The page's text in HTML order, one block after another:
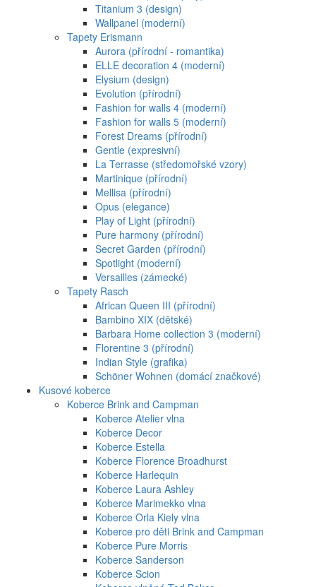
Titanium 3 (design)
Wallpanel (moderní)
Tapety Erismann
Aurora (přírodní - romantika)
ELLE decoration 4 (moderní)
Elysium (design)
Evolution (přírodní)
Fashion for walls 4 (moderní)
Fashion for walls 5 (moderní)
Forest Dreams (přírodní)
Gentle (expresivní)
La Terrasse (středomořské vzory)
Martinique (přírodní)
Mellisa (přírodní)
Opus (elegance)
Play of Light (přírodní)
Pure harmony (přírodní)
Secret Garden (přírodní)
Spotlight (moderní)
Versailles (zámecké)
Tapety Rasch
African Queen III (přírodní)
Bambino XIX (dětské)
Barbara Home collection 3 (moderní)
Florentine 3 (přírodní)
Indian Style (grafika)
Schöner Wohnen (domácí značkové)
Kusové koberce
Koberce Brink and Campman
Koberce Atelier vlna
Koberce Decor
Koberce Estella
Koberce Florence Broadhurst
Koberce Harlequin
Koberce Laura Ashley
Koberce Marimekko vlna
Koberce Orla Kiely vlna
Koberce pro děti Brink and Campman
Koberce Pure Morris
Koberce Sanderson
Koberce Scion